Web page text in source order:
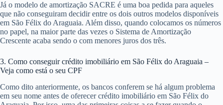
Já o modelo de amortização SACRE é uma boa pedida para aqueles
que não conseguiram decidir entre os dois outros modelos disponíveis
em São Félix do Araguaia. Além disso, quando colocamos os números
no papel, na maior parte das vezes o Sistema de Amortização
Crescente acaba sendo o com menores juros dos três.
3. Como conseguir crédito imobiliário em São Félix do Araguaia –
Veja como está o seu CPF
Como dito anteriormente, os bancos conferem se há algum problema
em seu nome antes de oferecer crédito imobiliário em São Félix do